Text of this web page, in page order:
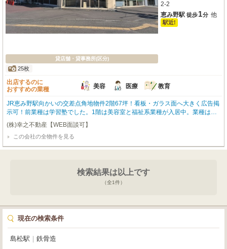
貸店舗・貸事務所(区分)
25枚
2-2
恵み野駅 徒歩1分 他
駅近!
出店するのに
おすすめの業種
美容 医療 教育
JR恵み野駅向かいの交差点角地物件2階67坪！看板・ガラス面へ大きく広告掲
示可！前業種は学習塾でした。1階は美容室と福祉系業種が入居中。業種は都
度ご確認ください！ 【土日祝も営業中】 内覧可能です。お気軽にお問合せ下
さい！【貸主様への直接連絡はお控えください。お問合せは弊社までご連絡く
ださい】
(株)幸之不動産【WEB面談可】
この会社の全物件を見る
検索結果は以上です
（全1件）
現在の検索条件
島松駅 鉄骨造